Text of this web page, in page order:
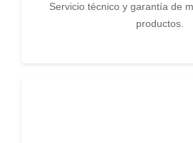
Servicio técnico y garantía de
productos.